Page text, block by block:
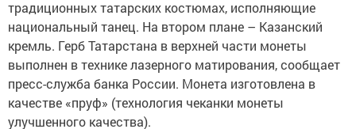
традиционных татарских костюмах, исполняющие
национальный танец. На втором плане – Казанский
кремль. Герб Татарстана в верхней части монеты
выполнен в технике лазерного матирования, сообщает
пресс-служба банка России. Монета изготовлена в
качестве «пруф» (технология чеканки монеты
улучшенного качества).